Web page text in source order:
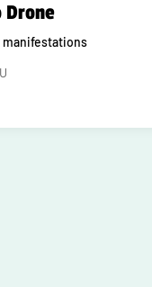
Drone
manifestations